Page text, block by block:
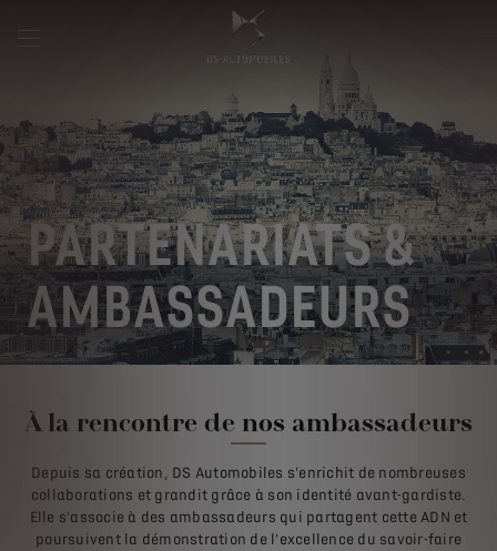
PARTENARIATS &
AMBASSADEURS
À la rencontre de nos ambassadeurs
Depuis sa création, DS Automobiles s'enrichit de nombreuses
collaborations et grandit grâce à son identité avant-gardiste.
Elle s'associe à des ambassadeurs qui partagent cette ADN et
poursuivent la démonstration de l'excellence du savoir-faire